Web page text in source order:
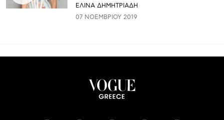
ΕΛΙΝΑ ΔΗΜΗΤΡΙΑΔΗ
07 ΝΟΕΜΒΡΊΟΥ 2019